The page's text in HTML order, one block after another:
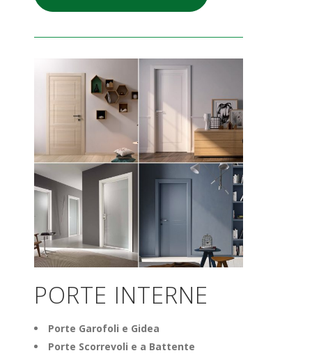
PORTE INTERNE
Porte Garofoli e Gidea
Porte Scorrevoli e a Battente